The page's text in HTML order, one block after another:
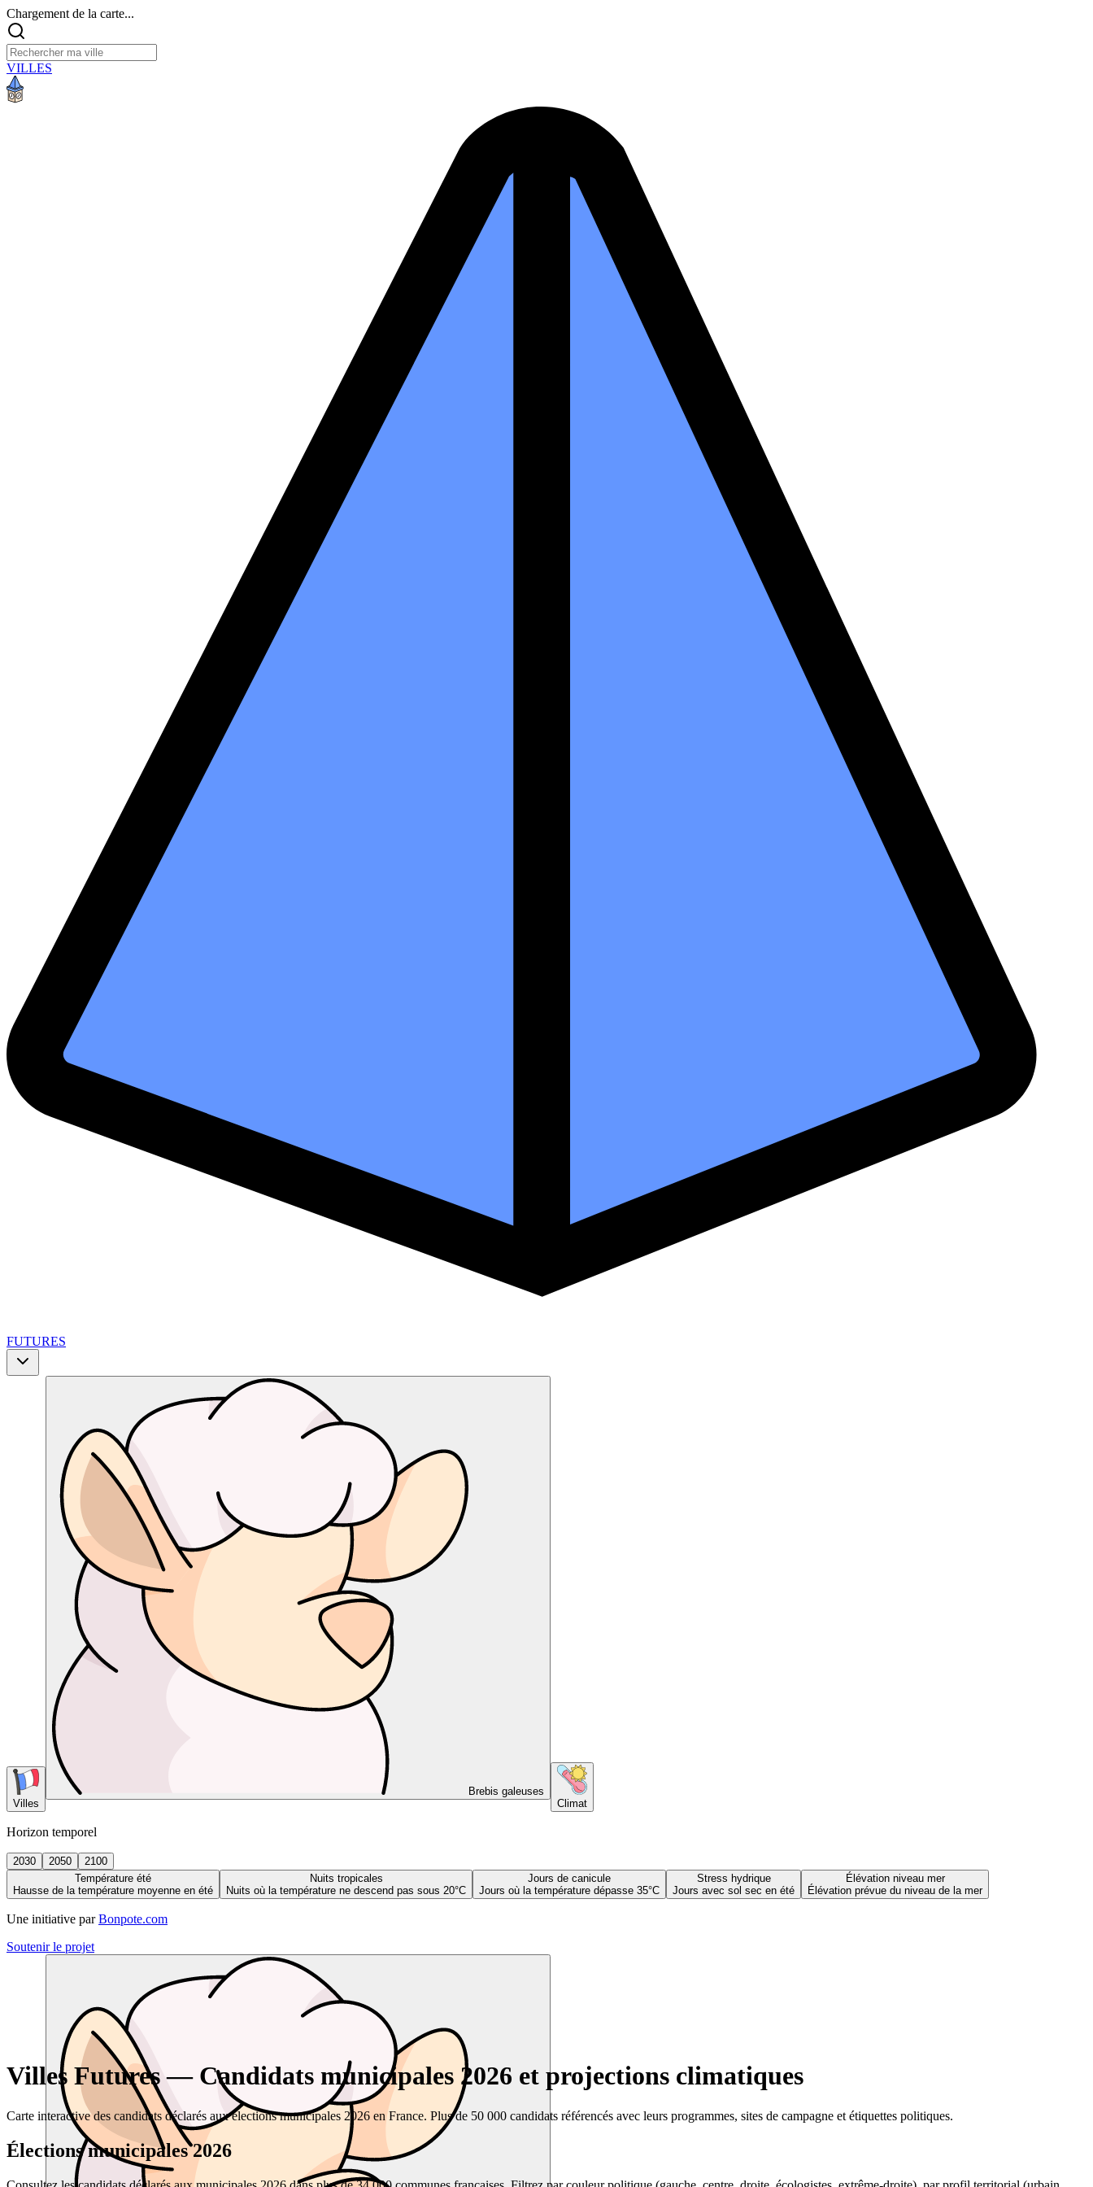
Chargement de la carte...
VILLES
FUTURES
Villes
Brebis galeuses
Climat
Horizon temporel
2030 2050
2100
Température été
Hausse de la température moyenne en été
Nuits tropicales
Nuits où la température ne descend pas sous 20°C
Jours de canicule
Jours où la température dépasse 35°C
Stress hydrique
Jours avec sol sec en été
Élévation niveau mer
Élévation prévue du niveau de la mer
Une initiative par Bonpote.com
Soutenir le projet
Villes Futures — Candidats municipales 2026 et projections climatiques
Carte interactive des candidats déclarés aux élections municipales 2026 en France. Plus de 50 000 candidats référencés avec leurs programmes, sites de campagne et étiquettes politiques.
Élections municipales 2026